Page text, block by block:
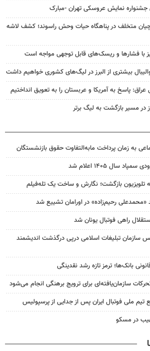
نمایش عروسکی تهران -مبارک
متخلف در پناهگاه حیات وحش راسوند؛ کشف لاشه
با فشارها و ریسک‌های قابل توجهی مواجه است
بیشتری از البرز در لیگ‌های کشوری خواهیم داشت
پاسخ به آمریکا و عربستان را به تعویق انداختیم
در مسیر بازگشت به لیگ برتر
به زمان پرداخت مابه‌التفاوت حقوق بازنشستگان
سال ۱۴۰۵ اعلام شد
به تلویزیون بازگشت؛ نگارش و ساخت یک تله‌فیلم
«محمدعلی رحیم‌زاده» در اورامان تشییع شد
راهی فوتبال یونان شد
سازمان تبلیغات اسلامی درپی درگذشت اندیشمند
بانک‌ها؛ ترمز تازه رشد نقدینگی
سازمان‌یافته‌ای برای ترویج برهنگی انجام می‌شود
تیم ملی فوتبال ایران پس از جدایی از پرسپولیس
در مسکو